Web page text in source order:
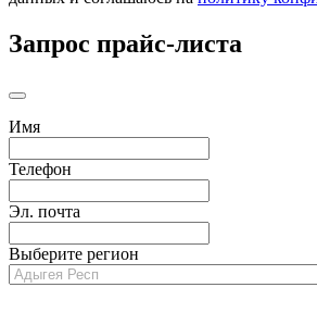
Запрос прайс-листа
Имя
Телефон
Эл. почта
Выберите регион